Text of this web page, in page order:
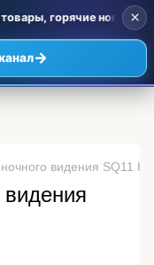
горячие новинки
→
×
видения SQ11